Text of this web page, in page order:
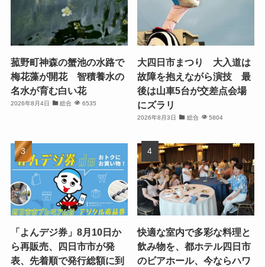
菰野町神森の蟹池の水路で
梅花藻が開花 智積養水の
名水が育む白い花
2026年8月4日 総合 6535
大四日市まつり 大入道は
故障を抱えながら演技 最
後は山車5台が交差点会場
にズラリ
2026年8月3日 総合 5804
「よんデジ券」8月10日か
ら再販売、四日市市が発
表、先着順で発行総額に到
快適な室内で多彩な料理と
飲み物を、都ホテル四日市
のビアホール、今ならハワ